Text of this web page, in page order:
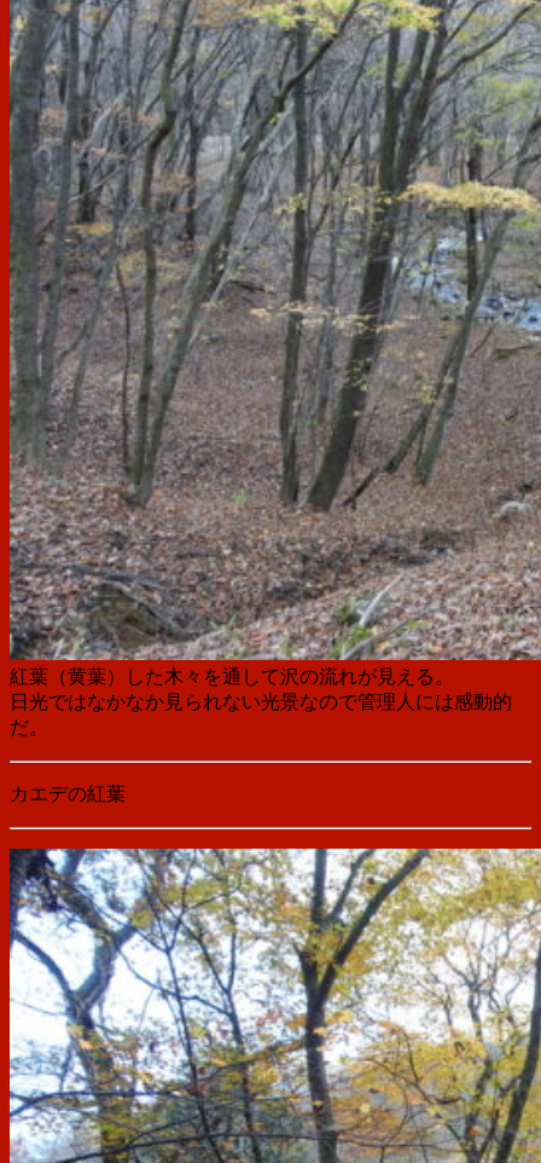
紅葉（黄葉）した木々を通して沢の流れが見える。
日光ではなかなか見られない光景なので管理人には感動的
だ。
カエデの紅葉